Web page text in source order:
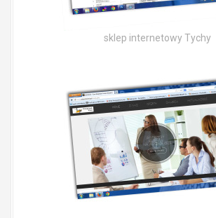
sklep internetowy Tychy